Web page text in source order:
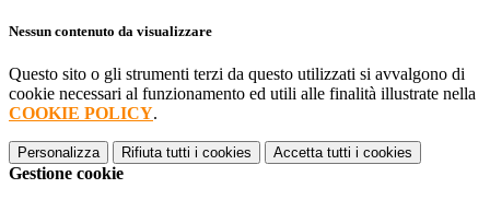
Nessun contenuto da visualizzare
Questo sito o gli strumenti terzi da questo utilizzati si avvalgono di
cookie necessari al funzionamento ed utili alle finalità illustrate nella
COOKIE POLICY.
Personalizza Rifiuta tutti i cookies Accetta tutti i cookies
Gestione cookie